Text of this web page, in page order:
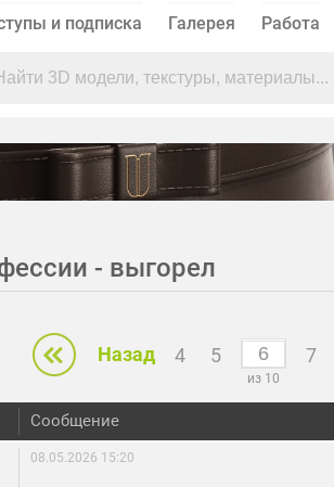
и подписка Галерея Работа
- выгорел
Назад 4 5
из 10
7
Сообщение
08.05.2026 15:20